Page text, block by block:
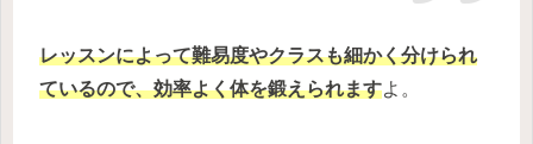
レッスンによって難易度やクラスも細かく分けられ
ているので、効率よく体を鍛えられますよ。